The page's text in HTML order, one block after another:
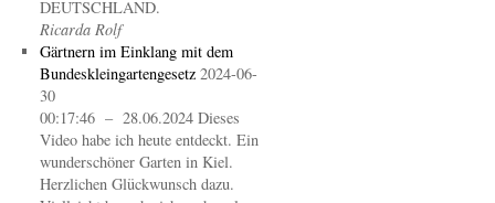
DEUTSCHLAND.
Ricarda Rolf
Gärtnern im Einklang mit dem
Bundeskleingartengesetz 2024-06-
30
00:17:46 – 28.06.2024 Dieses
Video habe ich heute entdeckt. Ein
wunderschöner Garten in Kiel.
Herzlichen Glückwunsch dazu.